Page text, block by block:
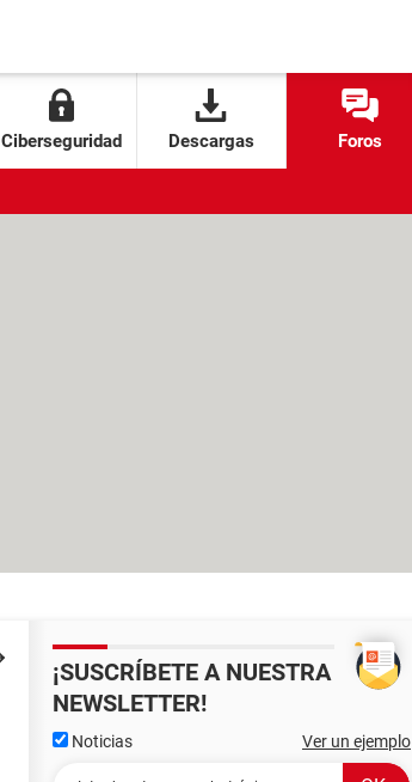
Ciberseguridad Descargas Foros
¡SUSCRÍBETE A NUESTRA
NEWSLETTER!
Noticias Ver un ejemplo